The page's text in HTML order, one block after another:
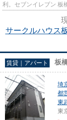
利。セブンイレブン 板
サークルハウス
賃貸｜アパート 板
埼
都
東
東